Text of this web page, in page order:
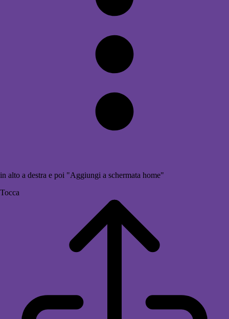
in alto a destra e poi "Aggiungi a schermata home"
Tocca